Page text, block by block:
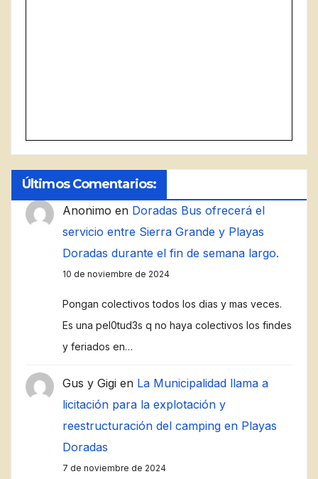
Últimos Comentarios:
Anonimo en Doradas Bus ofrecerá el
servicio entre Sierra Grande y Playas
Doradas durante el fin de semana largo.
10 de noviembre de 2024
Pongan colectivos todos los dias y mas veces.
Es una pel0tud3s q no haya colectivos los findes
y feriados en…
Gus y Gigi en La Municipalidad llama a
licitación para la explotación y
reestructuración del camping en Playas
Doradas
7 de noviembre de 2024